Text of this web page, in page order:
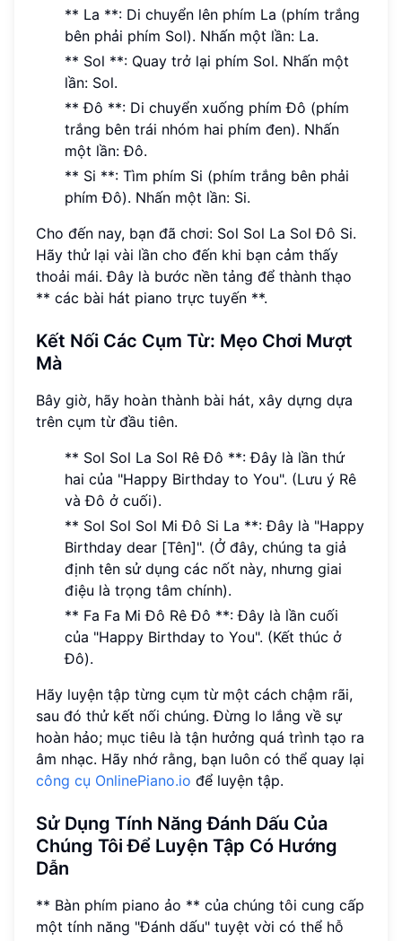
** La **: Di chuyển lên phím La (phím trắng
bên phải phím Sol). Nhấn một lần: La.
** Sol **: Quay trở lại phím Sol. Nhấn một
lần: Sol.
** Đô **: Di chuyển xuống phím Đô (phím
trắng bên trái nhóm hai phím đen). Nhấn
một lần: Đô.
** Si **: Tìm phím Si (phím trắng bên phải
phím Đô). Nhấn một lần: Si.
Cho đến nay, bạn đã chơi: Sol Sol La Sol Đô Si.
Hãy thử lại vài lần cho đến khi bạn cảm thấy
thoải mái. Đây là bước nền tảng để thành thạo
** các bài hát piano trực tuyến **.
Kết Nối Các Cụm Từ: Mẹo Chơi Mượt
Mà
Bây giờ, hãy hoàn thành bài hát, xây dựng dựa
trên cụm từ đầu tiên.
** Sol Sol La Sol Rê Đô **: Đây là lần thứ
hai của "Happy Birthday to You". (Lưu ý Rê
và Đô ở cuối).
** Sol Sol Sol Mi Đô Si La **: Đây là "Happy
Birthday dear [Tên]". (Ở đây, chúng ta giả
định tên sử dụng các nốt này, nhưng giai
điệu là trọng tâm chính).
** Fa Fa Mi Đô Rê Đô **: Đây là lần cuối
của "Happy Birthday to You". (Kết thúc ở
Đô).
Hãy luyện tập từng cụm từ một cách chậm rãi,
sau đó thử kết nối chúng. Đừng lo lắng về sự
hoàn hảo; mục tiêu là tận hưởng quá trình tạo ra
âm nhạc. Hãy nhớ rằng, bạn luôn có thể quay lại
công cụ OnlinePiano.io để luyện tập.
Sử Dụng Tính Năng Đánh Dấu Của
Chúng Tôi Để Luyện Tập Có Hướng
Dẫn
** Bàn phím piano ảo ** của chúng tôi cung cấp
một tính năng "Đánh dấu" tuyệt vời có thể hỗ